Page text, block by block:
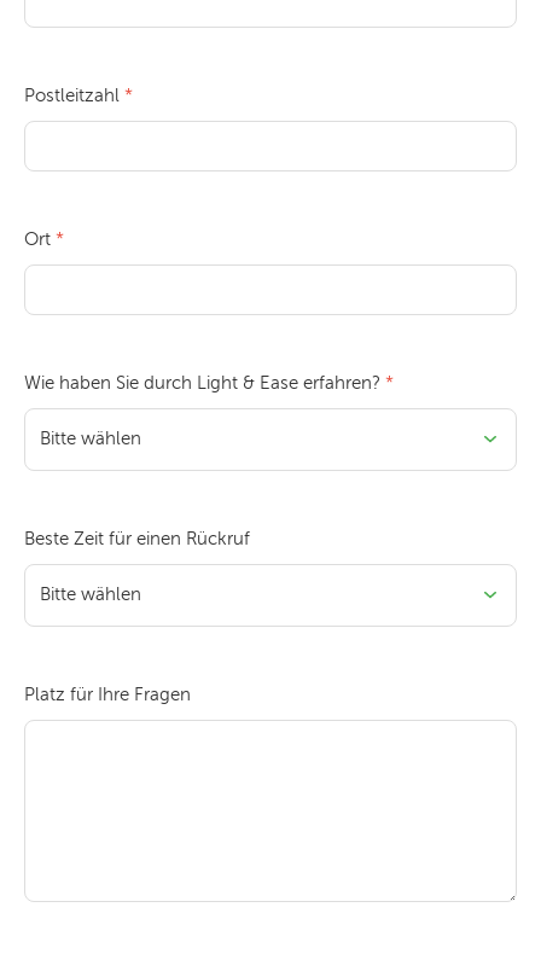
Postleitzahl
Ort
Wie haben Sie durch Light & Ease erfahren?
Beste Zeit für einen Rückruf
Platz für Ihre Fragen